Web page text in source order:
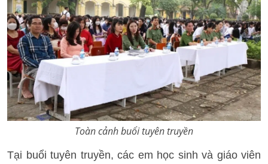
Toàn cảnh buổi tuyên truyền
Tại buổi tuyên truyền, các em học sinh và giáo viên